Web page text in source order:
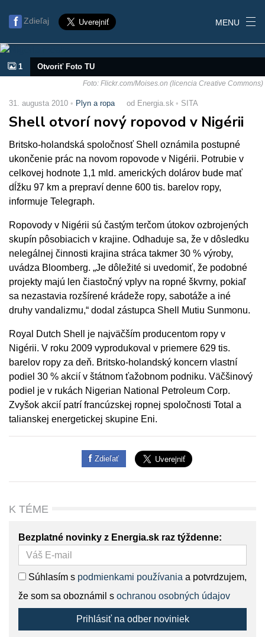
Zdieľaj MENU
1 Otvoriť Foto TU
Foto: Flickr.com/Moises.on (licencia Creative Commons)
31. augusta 2010 Plyn a ropa od Energia.sk SITA
Shell otvorí nový ropovod v Nigérii
Britsko-holandská spoločnosť Shell oznámila postupné
ukončenie prác na novom ropovode v Nigérii. Potrubie v
celkovej hodnote 1,1 mld. amerických dolárov bude mať
dĺžku 97 km a prepraví denne 600 tis. barelov ropy,
informuje Telegraph.
Ropovody v Nigérii sú častým terčom útokov ozbrojených
skupín pôsobiacich v krajine. Odhaduje sa, že v dôsledku
nelegálnej činnosti krajina stráca takmer 30 % výroby,
uvádza Bloomberg. „Je dôležité si uvedomiť, že podobné
projekty majú len čiastočný vplyv na ropné škvrny, pokiaľ
sa nezastavia rozšírené krádeže ropy, sabotáže a iné
druhy vandalizmu,“ dodal zástupca Shell Mutiu Sunmonu.
Royal Dutch Shell je najväčším producentom ropy v
Nigérii. V roku 2009 vyprodukoval v priemere 629 tis.
barelov ropy za deň. Britsko-holandský koncern vlastní
podiel 30 % akcií v štátnom ťažobnom podniku. Väčšinový
podiel je v rukách Nigerian National Petroleum Corp.
Zvyšok akcií patrí francúzskej ropnej spoločnosti Total a
talianskej energetickej skupine Eni.
Zdieľať
K TÉME
Bezplatné novinky z Energia.sk raz týždenne:
Súhlasím s podmienkami používania a potvrdzujem,
že som sa oboznámil s ochranou osobných údajov
Prihlásiť na odber noviniek